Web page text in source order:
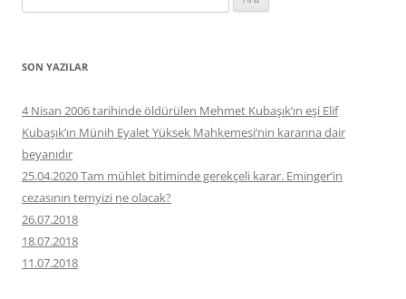
SON YAZILAR
4 Nisan 2006 tarihinde öldürülen Mehmet Kubaşık’ın eşi Elif
Kubaşık’ın Münih Eyalet Yüksek Mahkemesi’nin kararına dair
beyanıdır
25.04.2020 Tam mühlet bitiminde gerekçeli karar. Eminger’in
cezasının temyizi ne olacak?
26.07.2018
18.07.2018
11.07.2018